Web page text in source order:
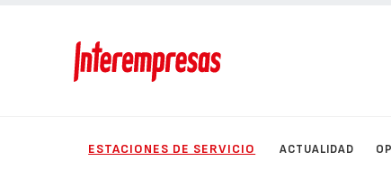
ESTACIONES DE SERVICIO ACTUALIDAD